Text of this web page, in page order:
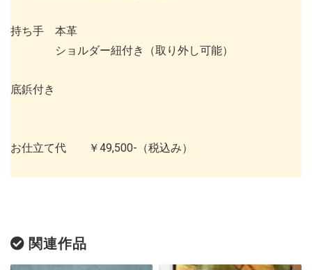
持ち手 本革
ショルダー紐付き（取り外し可能）
底鋲付き
お仕立て代 ￥49,500-（税込み）
関連作品